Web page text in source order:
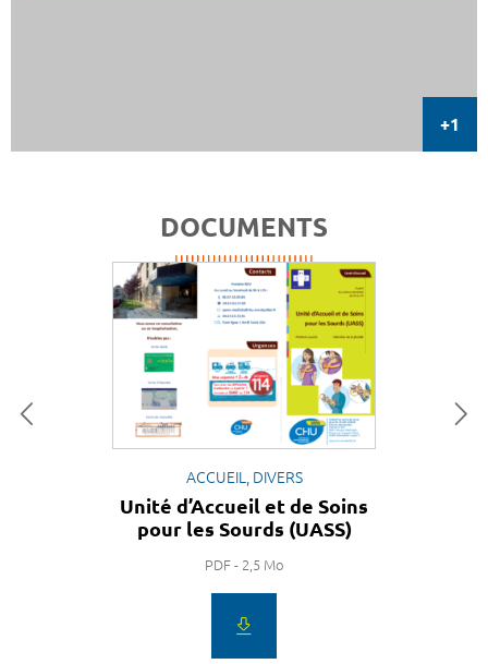
DOCUMENTS
ACCUEIL, DIVERS
Unité d’Accueil et de Soins
pour les Sourds (UASS)
PDF - 2,5 Mo